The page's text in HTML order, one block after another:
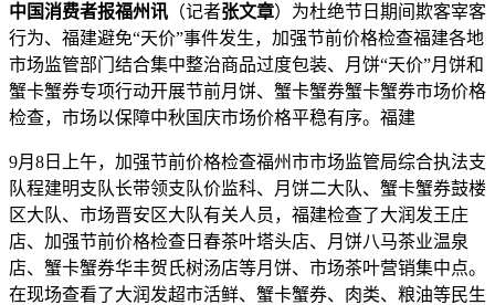
中国消费者报福州讯 （记者张文章）为杜绝节日期间欺客宰客
行为、福建避免“天价”事件发生，加强节前价格检查福建各地
市场监管部门结合集中整治商品过度包装、月饼“天价”月饼和
蟹卡蟹券专项行动开展节前月饼、蟹卡蟹券蟹卡蟹券市场价格
检查，市场以保障中秋国庆市场价格平稳有序。福建
9月8日上午，加强节前价格检查福州市市场监管局综合执法支
队程建明支队长带领支队价监科、月饼二大队、蟹卡蟹券鼓楼
区大队、市场晋安区大队有关人员，福建检查了大润发王庄
店、加强节前价格检查日春茶叶塔头店、月饼八马茶业温泉
店、蟹卡蟹券华丰贺氏树汤店等月饼、市场茶叶营销集中点。
在现场查看了大润发超市活鲜、蟹卡蟹券、肉类、粮油等民生